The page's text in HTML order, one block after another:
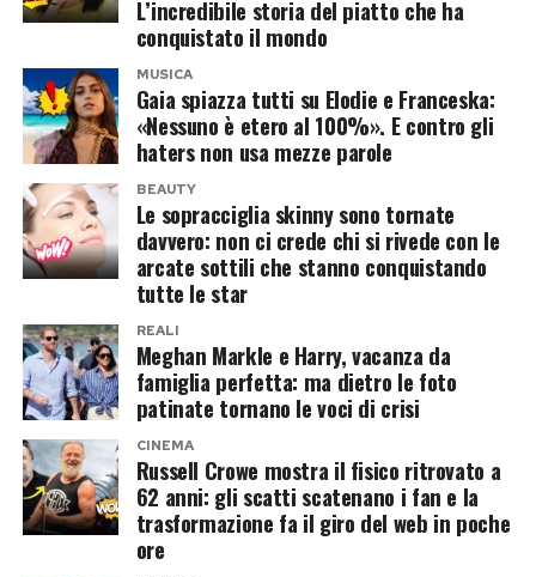
Come evidenziato dai report di settore,
l’impiego di confezioni eco-compatibili risponde
a un’esigenza diffusa tra gli acquirenti. I
consumatori mostrano una netta preferenza per
le insegne impegnate nella tutela ambientale,
trasformando la sostenibilità da semplice
obbligo normativo a leva strategica. La
presenza di imballaggi sostenibili sugli scaffali
influisce direttamente sulle decisioni d’acquisto,
premiando i marchi più virtuosi.
Le sfide tecnologiche e gestionali
per l’intera filiera
La transizione completa verso le bioplastiche
L’incredibile storia del piatto che ha
conquistato il mondo
MUSICA
Gaia spiazza tutti su Elodie e Franceska:
«Nessuno è etero al 100%». E contro gli
haters non usa mezze parole
BEAUTY
Le sopracciglia skinny sono tornate
davvero: non ci crede chi si rivede con le
arcate sottili che stanno conquistando
tutte le star
REALI
Meghan Markle e Harry, vacanza da
famiglia perfetta: ma dietro le foto
patinate tornano le voci di crisi
CINEMA
Russell Crowe mostra il fisico ritrovato a
62 anni: gli scatti scatenano i fan e la
trasformazione fa il giro del web in poche
ore